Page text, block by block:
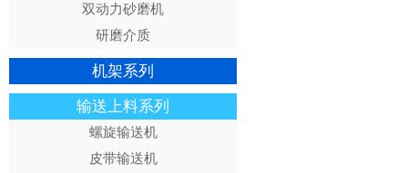
双动力砂磨机
研磨介质
机架系列
输送上料系列
螺旋输送机
皮带输送机